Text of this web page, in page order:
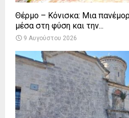
Θέρμο – Κόνισκα: Μια
μέσα στη φύση και την...
9 Αυγούστου 2026